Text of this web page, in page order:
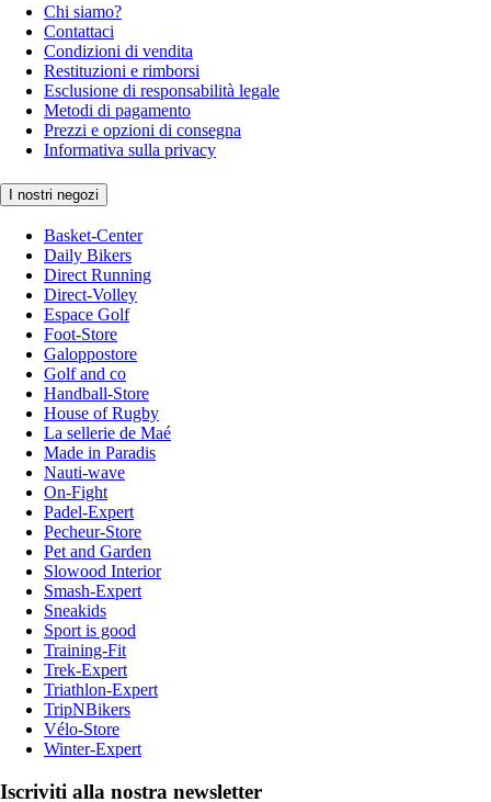
Chi siamo?
Contattaci
Condizioni di vendita
Restituzioni e rimborsi
Esclusione di responsabilità legale
Metodi di pagamento
Prezzi e opzioni di consegna
Informativa sulla privacy
I nostri negozi
Basket-Center
Daily Bikers
Direct Running
Direct-Volley
Espace Golf
Foot-Store
Galoppostore
Golf and co
Handball-Store
House of Rugby
La sellerie de Maé
Made in Paradis
Nauti-wave
On-Fight
Padel-Expert
Pecheur-Store
Pet and Garden
Slowood Interior
Smash-Expert
Sneakids
Sport is good
Training-Fit
Trek-Expert
Triathlon-Expert
TripNBikers
Vélo-Store
Winter-Expert
Iscriviti alla nostra newsletter